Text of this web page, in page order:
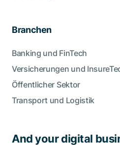
And your digital
Branchen
Banking und FinTech
Versicherungen und
Öffentlicher Sektor
Transport und Logistik